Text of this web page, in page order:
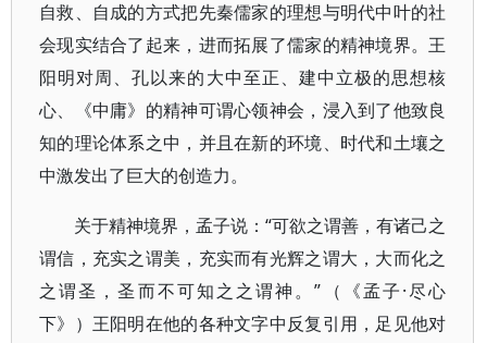
自救、自成的方式把先秦儒家的理想与明代中叶的社
会现实结合了起来，进而拓展了儒家的精神境界。王
阳明对周、孔以来的大中至正、建中立极的思想核
心、《中庸》的精神可谓心领神会，浸入到了他致良
知的理论体系之中，并且在新的环境、时代和土壤之
中激发出了巨大的创造力。
关于精神境界，孟子说：“可欲之谓善，有诸己之
谓信，充实之谓美，充实而有光辉之谓大，大而化之
之谓圣，圣而不可知之之谓神。”（《孟子·尽心
下》）王阳明在他的各种文字中反复引用，足见他对